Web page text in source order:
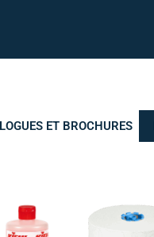
ET BROCHURES